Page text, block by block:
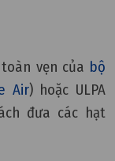
vẹn của bộ
Air) hoặc ULPA
đưa các hạt